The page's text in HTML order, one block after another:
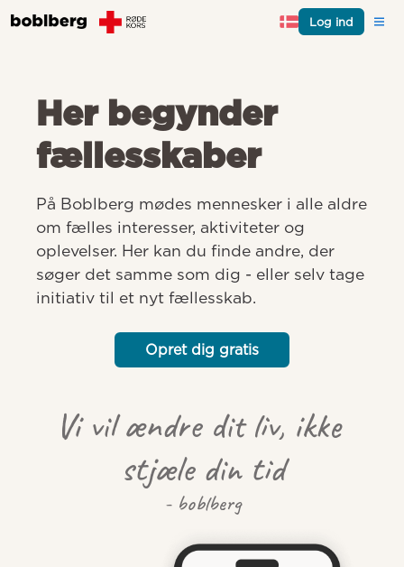
Log ind
Her begynder
fællesskaber
På Boblberg mødes mennesker i alle aldre
om fælles interesser, aktiviteter og
oplevelser. Her kan du finde andre, der
søger det samme som dig - eller selv tage
initiativ til et nyt fællesskab.
Opret dig gratis
Vi vil ændre dit liv, ikke
stjæle din tid
- boblberg